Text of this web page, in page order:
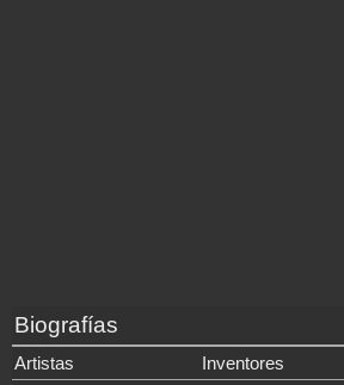
Biografías
Artistas
Inventores